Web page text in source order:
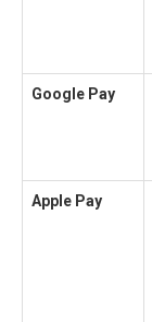
Google Pay
Apple Pay